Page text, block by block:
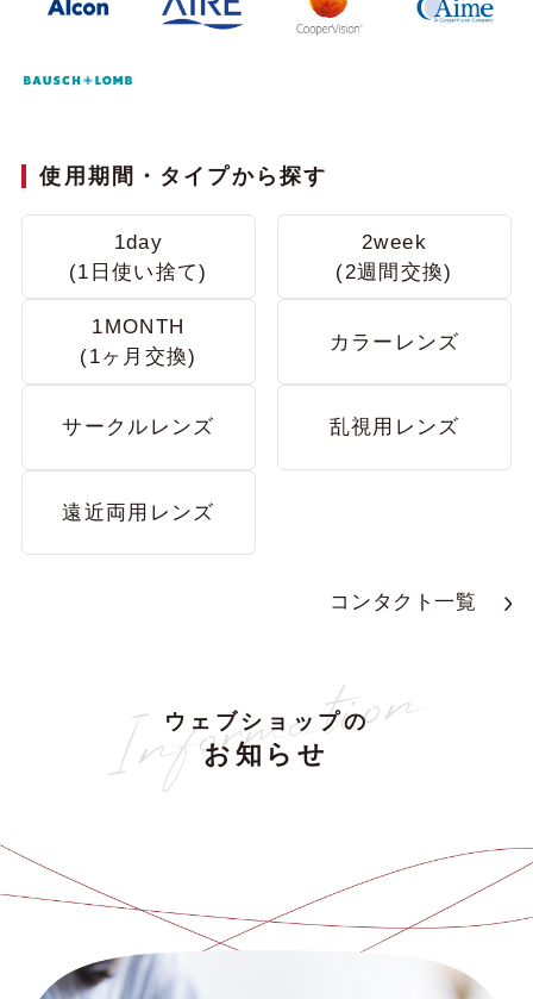
使用期間・タイプから探す
1day
(1日使い捨て)
2week
(2週間交換)
1MONTH
(1ヶ月交換)
カラーレンズ
サークルレンズ 乱視用レンズ
遠近両用レンズ
コンタクト一覧
ウェブショップの
お知らせ